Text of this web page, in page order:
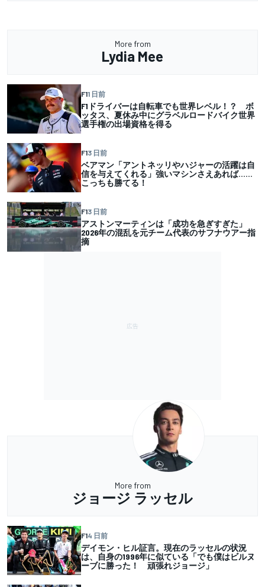
More from
Lydia Mee
F11 日前
F1ドライバーは自転車でも世界レベル！？ ボ
ッタス、夏休み中にグラベルロードバイク世界
選手権の出場資格を得る
F13 日前
ベアマン「アントネッリやハジャーの活躍は自
信を与えてくれる」強いマシンさえあれば……
こっちも勝てる！
F13 日前
アストンマーティンは「成功を急ぎすぎた」
2026年の混乱を元チーム代表のサフナウアー指
摘
More from
ジョージ ラッセル
F14 日前
デイモン・ヒル証言。現在のラッセルの状況
は、自身の1996年に似ている「でも僕はビルヌ
ーブに勝った！ 頑張れジョージ」